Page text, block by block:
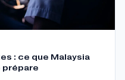
: ce que Malaysia
prépare